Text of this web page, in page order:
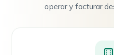
operar y facturar